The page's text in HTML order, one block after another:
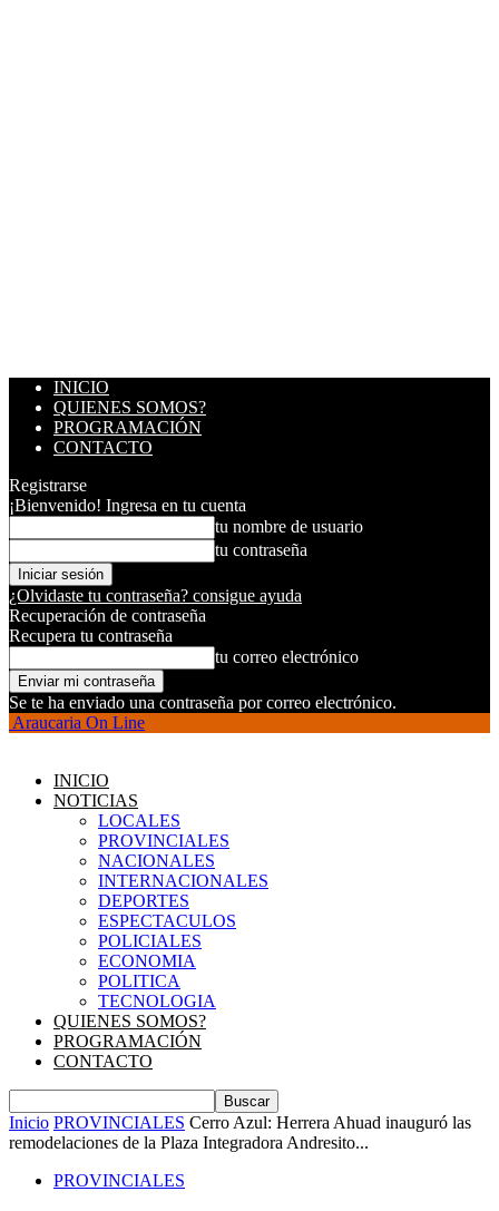
INICIO
QUIENES SOMOS?
PROGRAMACIÓN
CONTACTO
Registrarse
¡Bienvenido! Ingresa en tu cuenta
tu nombre de usuario
tu contraseña
¿Olvidaste tu contraseña? consigue ayuda
Recuperación de contraseña
Recupera tu contraseña
tu correo electrónico
Se te ha enviado una contraseña por correo electrónico.
Araucaria On Line
INICIO
NOTICIAS
LOCALES
PROVINCIALES
NACIONALES
INTERNACIONALES
DEPORTES
ESPECTACULOS
POLICIALES
ECONOMIA
POLITICA
TECNOLOGIA
QUIENES SOMOS?
PROGRAMACIÓN
CONTACTO
Inicio PROVINCIALES Cerro Azul: Herrera Ahuad inauguró las
remodelaciones de la Plaza Integradora Andresito...
PROVINCIALES